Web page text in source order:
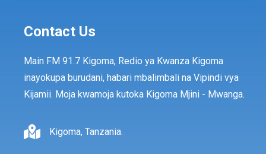
Contact Us
Main FM 91.7 Kigoma, Redio ya Kwanza Kigoma
inayokupa burudani, habari mbalimbali na Vipindi vya
Kijamii. Moja kwamoja kutoka Kigoma Mjini - Mwanga.
Kigoma, Tanzania.